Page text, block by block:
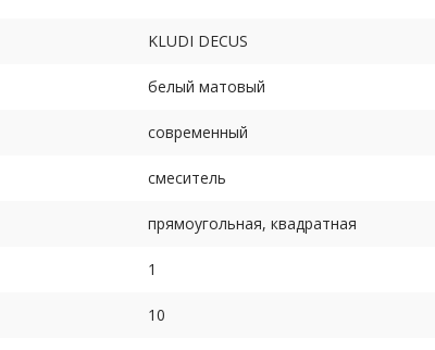
KLUDI DECUS
белый матовый
современный
смеситель
прямоугольная, квадратная
1
10